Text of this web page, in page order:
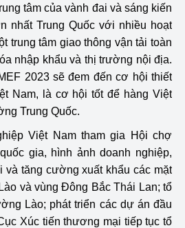
tâm của vành đai và sáng kiến
Trung Quốc với nhiều hoạt
trung tâm giao thông vận tải toàn
nhập khẩu và thị trường nội địa.
2023 sẽ đem đến cơ hội thiết
Nam, là cơ hội tốt để hàng Việt
Trung Quốc.
Việt Nam tham gia Hội chợ
gia, hình ảnh doanh nghiệp,
tăng cường xuất khẩu các mặt
và vùng Đông Bắc Thái Lan; tổ
Lào; phát triển các dự án đầu
Xúc tiến thương mại tiếp tục tổ